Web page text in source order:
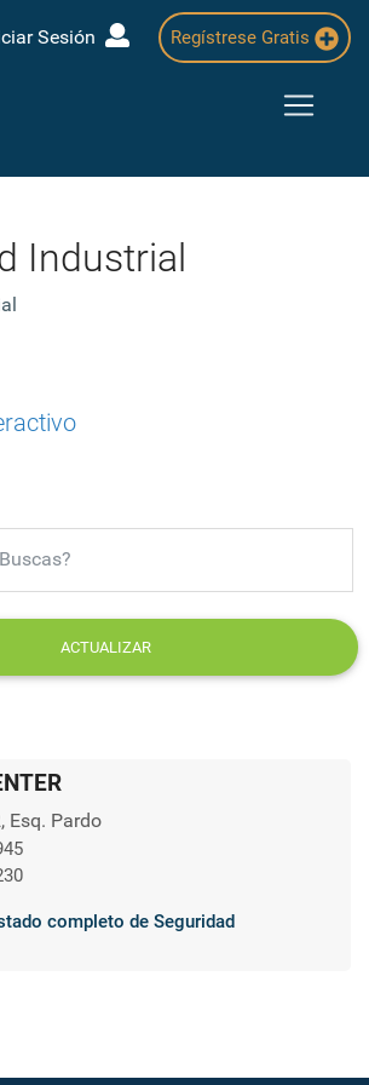
Sesión Regístrese Gratis
Industrial
ACTUALIZAR
Esq. Pardo
completo de Seguridad